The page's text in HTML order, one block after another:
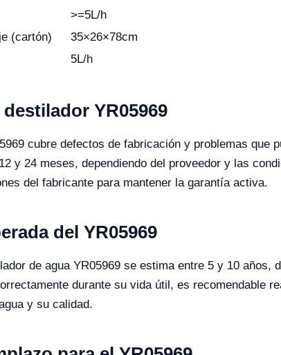
>=5L/h
(cartón)
35×26×78cm
5L/h
YR05969
cubre defectos de fabricación y problemas que
y 24 meses, dependiendo del proveedor y las
del fabricante para mantener la garantía activa.
del YR05969
de agua YR05969 se estima entre 5 y 10
durante su vida útil, es recomendable
y su calidad.